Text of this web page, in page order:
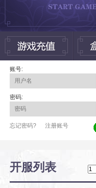
账号:
密码:
忘记密码? 注册账号
开服列表